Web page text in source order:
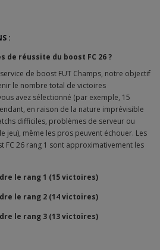
:
de réussite du boost FC 26 ?
de boost FUT Champs, notre objectif
le nombre total de victoires
avez sélectionné (par exemple, 15
en raison de la nature imprévisible
difficiles, problèmes de serveur ou
jeu), même les pros peuvent échouer. Les
FC 26 rang 1 sont approximativement les
le rang 1 (15 victoires)
le rang 2 (14 victoires)
le rang 3 (13 victoires)